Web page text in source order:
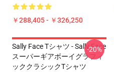
￥288,405 - ￥326,250
Sally Face Tシャツ - Sally Face
スーパーギアボーイグラフィ
ッククラシックTシャツ
-20%